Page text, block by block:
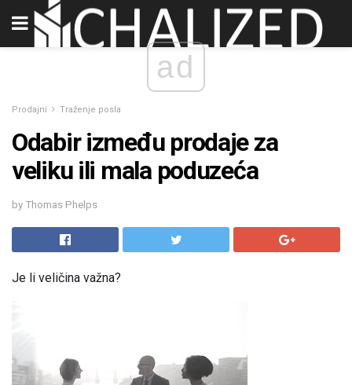
ad
Prodajni Traženje posla
Odabir između prodaje za
veliku ili mala poduzeća
by Thomas Phelps
Je li veličina važna?